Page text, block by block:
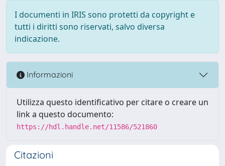
I documenti in IRIS sono protetti da copyright e
tutti i diritti sono riservati, salvo diversa
indicazione.
Informazioni
Utilizza questo identificativo per citare o creare un
link a questo documento:
https://hdl.handle.net/11586/521860
Citazioni